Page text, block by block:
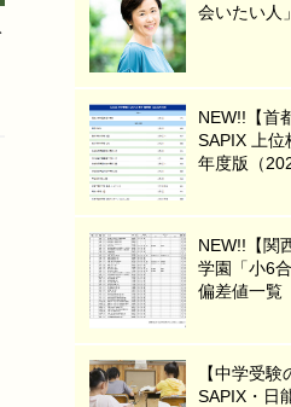
会いたい人」
NEW!!【首
SAPIX 上位
年度版（
NEW!!【関
学園「小6
偏差値一覧
【中学受験
SAPIX・日